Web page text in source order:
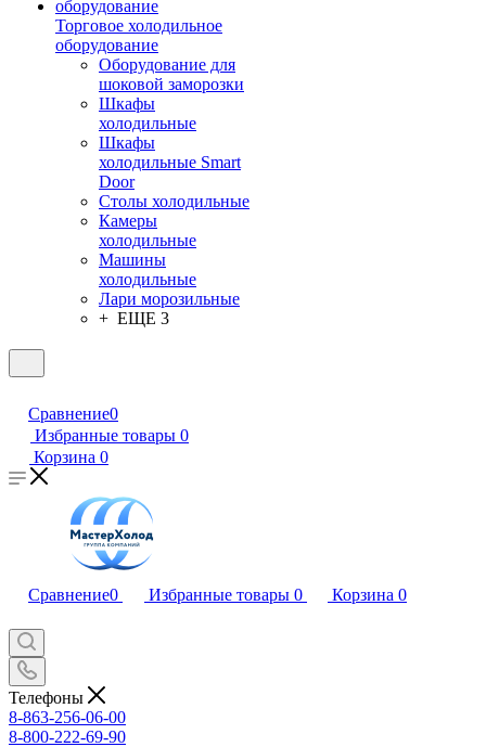
Торговое холодильное
оборудование
Оборудование для
шоковой заморозки
Шкафы
холодильные
Шкафы
холодильные Smart
Door
Столы холодильные
Камеры
холодильные
Машины
холодильные
Лари морозильные
+ ЕЩЕ 3
Сравнение0
Избранные товары 0
Корзина 0
Сравнение0 Избранные товары 0 Корзина 0
Телефоны
8-863-256-06-00
8-800-222-69-90